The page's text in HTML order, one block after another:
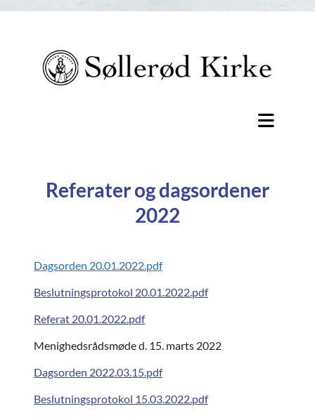
Referater og dagsordener
2022
Dagsorden 20.01.2022.pdf
Beslutningsprotokol 20.01.2022.pdf
Referat 20.01.2022.pdf
Menighedsrådsmøde d. 15. marts 2022
Dagsorden 2022.03.15.pdf
Beslutningsprotokol 15.03.2022.pdf